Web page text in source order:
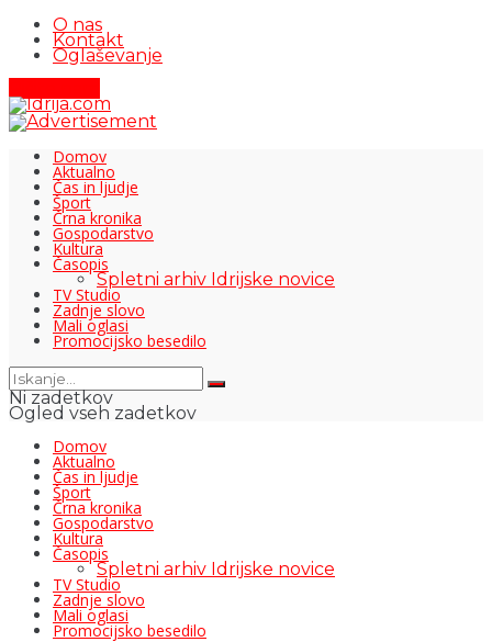
O nas
Kontakt
Oglaševanje
Domov
Aktualno
Čas in ljudje
Šport
Črna kronika
Gospodarstvo
Kultura
Časopis
Spletni arhiv Idrijske novice
TV Studio
Zadnje slovo
Mali oglasi
Promocijsko besedilo
Ni zadetkov
Ogled vseh zadetkov
Domov
Aktualno
Čas in ljudje
Šport
Črna kronika
Gospodarstvo
Kultura
Časopis
Spletni arhiv Idrijske novice
TV Studio
Zadnje slovo
Mali oglasi
Promocijsko besedilo